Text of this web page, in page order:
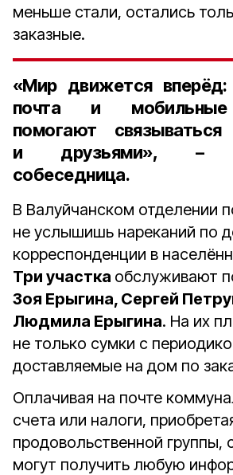
меньше стали, остались
заказные.
«Мир движется вперёд:
почта и
помогают
и друзьями», –
собеседница.
В Валуйчанском отделении
не услышишь нареканий по
корреспонденции в
Три участка обслуживают
Зоя Ерыгина, Сергей
Людмила Ерыгина. На их
не только сумки с
доставляемые на дом по
Оплачивая на почте
счета или налоги,
продовольственной группы,
могут получить любую